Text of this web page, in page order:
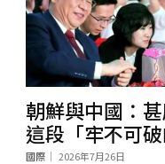
朝鮮與中國：
這段「牢不可
國際 2026年7月26日